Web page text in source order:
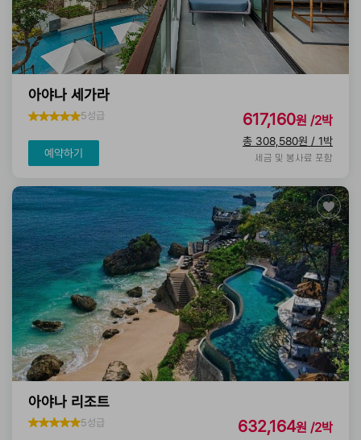
아야나 세가라
5성급
예약하기
617,160원 /2박
총 308,580원 / 1박
세금 및 봉사료 포함
아야나 리조트
5성급 632,164원 /2박